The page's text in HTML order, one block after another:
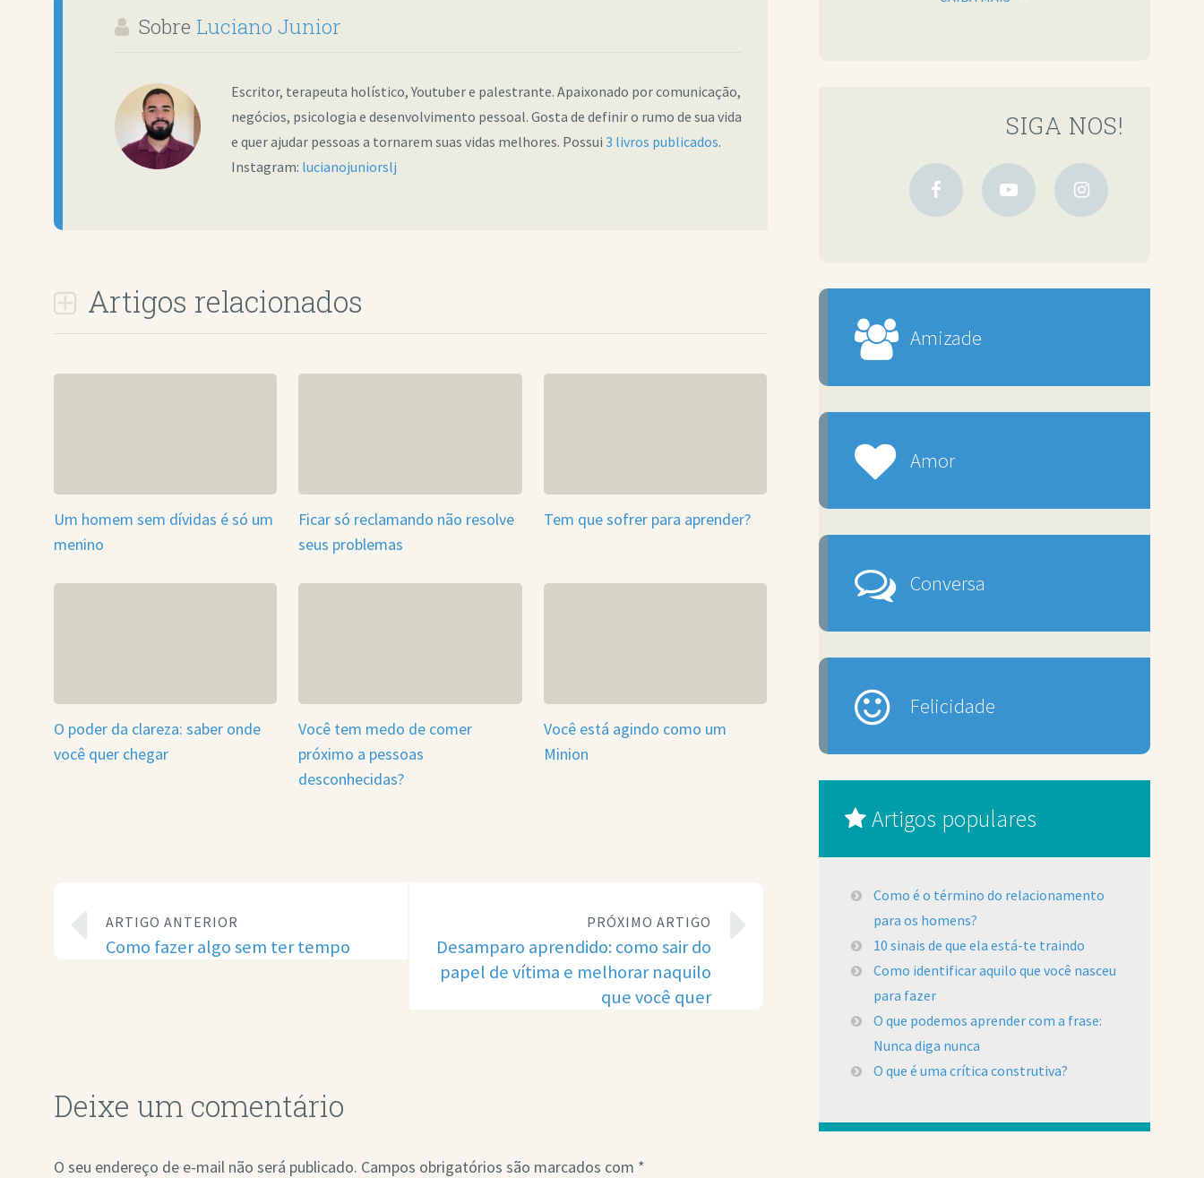
Sobre Luciano Junior
Escritor, terapeuta holístico, Youtuber e palestrante. Apaixonado por comunicação,
negócios, psicologia e desenvolvimento pessoal. Gosta de definir o rumo de sua vida
e quer ajudar pessoas a tornarem suas vidas melhores. Possui 3 livros publicados.
Instagram: lucianojuniorslj
Artigos relacionados
Um homem sem dívidas é só um
menino
Ficar só reclamando não resolve
seus problemas
Tem que sofrer para aprender?
O poder da clareza: saber onde
você quer chegar
Você tem medo de comer
próximo a pessoas
desconhecidas?
Você está agindo como um
Minion
ARTIGO ANTERIOR
Como fazer algo sem ter tempo
PRÓXIMO ARTIGO
Desamparo aprendido: como sair do
papel de vítima e melhorar naquilo
que você quer
Deixe um comentário
O seu endereço de e-mail não será publicado. Campos obrigatórios são marcados com *
SIGA NOS!
Amizade
Amor
Conversa
Felicidade
Artigos populares
Como é o término do relacionamento
para os homens?
10 sinais de que ela está-te traindo
Como identificar aquilo que você nasceu
para fazer
O que podemos aprender com a frase:
Nunca diga nunca
O que é uma crítica construtiva?